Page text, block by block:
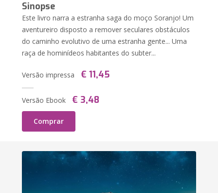
Sinopse
Este livro narra a estranha saga do moço Soranjo! Um
aventureiro disposto a remover seculares obstáculos
do caminho evolutivo de uma estranha gente... Uma
raça de hominídeos habitantes do subter...
Versão impressa € 11,45
Versão Ebook € 3,48
Comprar